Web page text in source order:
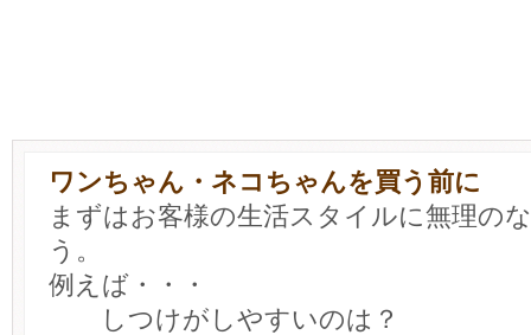
ワンちゃん・ネコちゃんを買う前に
まずはお客様の生活スタイルに無理の
う。
例えば・・・
しつけがしやすいのは？